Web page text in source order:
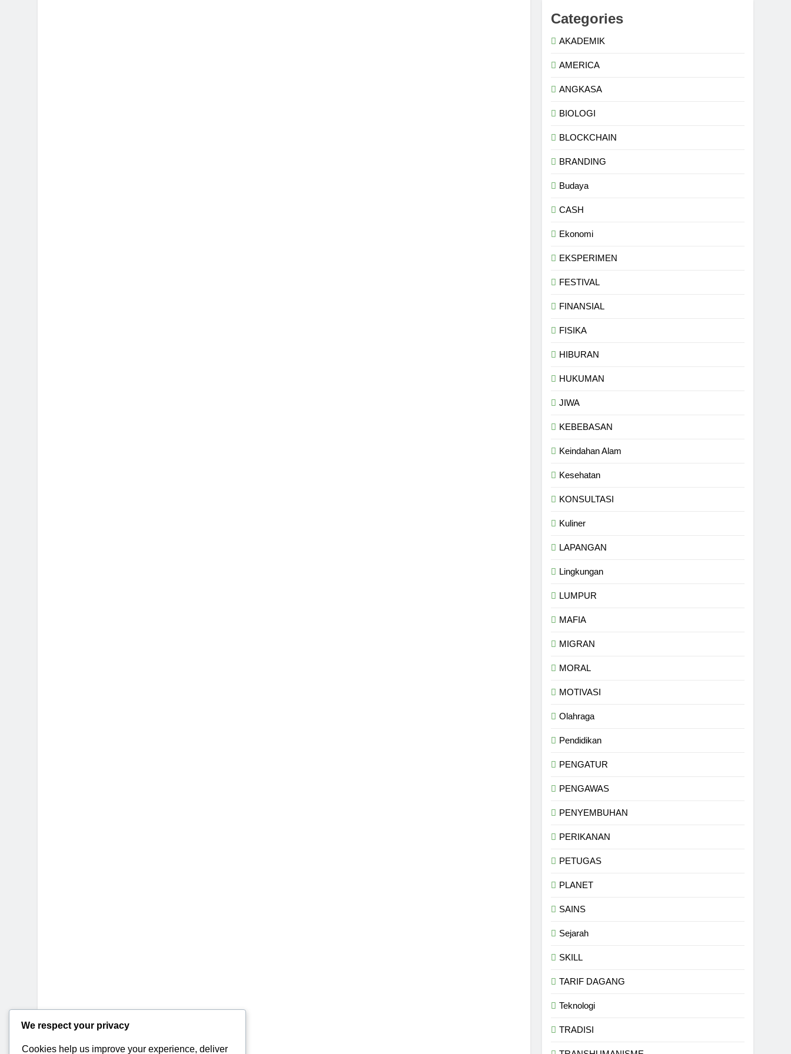
Categories
AKADEMIK
AMERICA
ANGKASA
BIOLOGI
BLOCKCHAIN
BRANDING
Budaya
CASH
Ekonomi
EKSPERIMEN
FESTIVAL
FINANSIAL
FISIKA
HIBURAN
HUKUMAN
JIWA
KEBEBASAN
Keindahan Alam
Kesehatan
KONSULTASI
Kuliner
LAPANGAN
Lingkungan
LUMPUR
MAFIA
MIGRAN
MORAL
MOTIVASI
Olahraga
Pendidikan
PENGATUR
PENGAWAS
PENYEMBUHAN
PERIKANAN
PETUGAS
PLANET
SAINS
Sejarah
SKILL
TARIF DAGANG
Teknologi
TRADISI
We respect your privacy
Cookies help us improve your experience, deliver